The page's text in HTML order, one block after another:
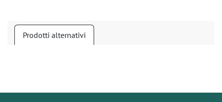
Prodotti alternativi